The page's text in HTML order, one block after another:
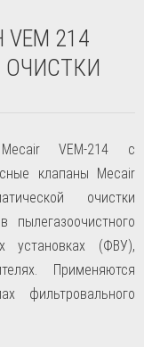
214
ОЧИСТКИ
VEM-214 с
клапаны Mecair
очистки
пылегазоочистного
установках (ФВУ),
Применяются
фильтровального